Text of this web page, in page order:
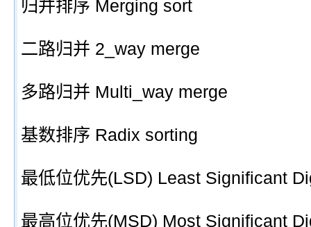
归并排序 Merging sort
二路归并 2_way merge
多路归并 Multi_way merge
基数排序 Radix sorting
最低位优先(LSD) Least Significant
最高位优先(MSD) Most Significant